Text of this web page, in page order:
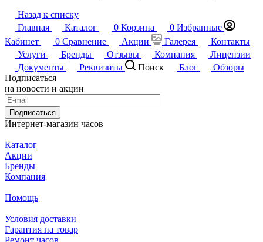
Назад к списку
Главная
Каталог 0 Корзина 0 Избранные
Кабинет
0 Сравнение Акции Галерея
Контакты
Услуги
Бренды Отзывы Компания
Лицензии
Документы
Реквизиты Поиск Блог
Обзоры
Подписаться
на новости и акции
Подписаться
Интернет-магазин часов
Каталог
Акции
Бренды
Компания
Помощь
Условия доставки
Гарантия на товар
Ремонт часов